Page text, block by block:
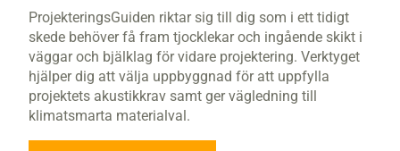
ProjekteringsGuiden riktar sig till dig som i ett tidigt
skede behöver få fram tjocklekar och ingående skikt i
väggar och bjälklag för vidare projektering. Verktyget
hjälper dig att välja uppbyggnad för att uppfylla
projektets akustikkrav samt ger vägledning till
klimatsmarta materialval.